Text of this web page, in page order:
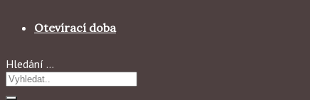
Otevírací doba
Hledání …